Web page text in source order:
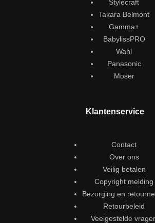
Stylecraft
Takara Belmont
Gamma+
BabylissPRO
Wahl
Panasonic
Moser
Klantenservice
Contact
Over ons
Veilig betalen
Copyright melding
Bezorging en
Retourbeleid
Veelgestelde